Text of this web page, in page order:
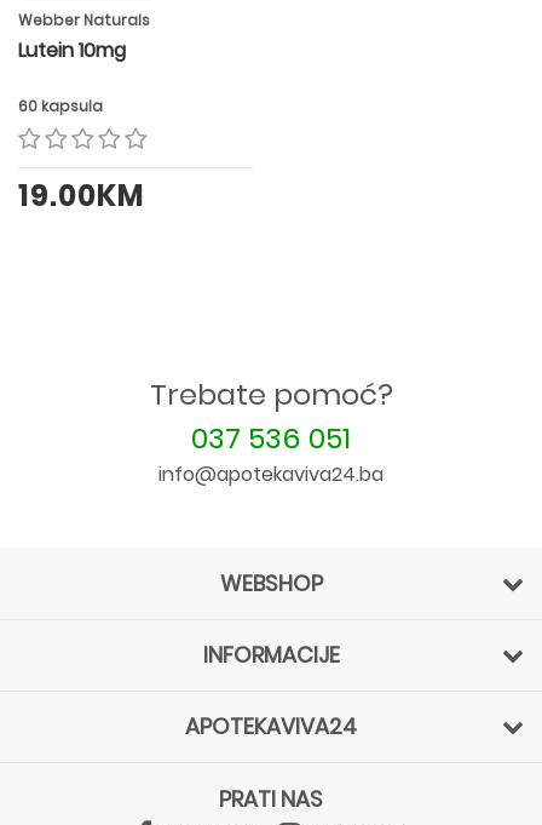
Webber Naturals
Lutein 10mg
60 kapsula
19.00KM
Trebate pomoć?
037 536 051
info@apotekaviva24.ba
WEBSHOP
INFORMACIJE
APOTEKAVIVA24
PRATI NAS